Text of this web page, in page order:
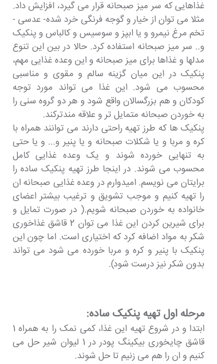
غذاهایی که سر میز صبحانه قرار می گیرد، افزایش داد.
مثلا می توان از خیار و گوجه فرنگی خرد شده- عدسی -
تخم مرغ نیمرو و یا ابپز و سوسیس و کالباس و پنکیک
و.. سر میز صبحانه استفاده کرد. حالا در بین این تنوع
مدلها و غذاها برای میز صبحانه و این وعده غذایی مهم،
پنکیک در این میان گزینه سالم و مقوی و مناسبی
محسوب می شود. این غذا می تواند مورد توجه
کودکان و هم بزرگسالان واقع شود و هر دو گروه سنی را
به خوردن صبحانه متمایل تر و علاقه مندترکند.
پنکیک ها که طرز تهیه راحتی دارند می توانند همراه با
کره و مربا و یا شکلات صبحانه و یا پنیر و... و یا حتی
به تنهایی خورده شوند و یک وعده غذایی کامل
محسوب می شوند. در اینجا طرز تهیه پنکیک ساده را
برایتان می نویسم. امیدوارم در وعده غذایی صبحانه ان
را تهیه کنیم و موجب تشویق و ترغیب بیشتر اعضای
خانواده به خوردن صبحانه شویم.( در صورت تمایل و
برای شیرین کردن این غذا می توان 2 قاشق غذاخوری
شکر به مواد اضافه کرد که اختیاری است. اما چون این
پنکیک با پنیر و کره و مربا خورده می شود می تواند
بدون شکر نیز درست شود).
مرحله اول تهیه پنکیک ساده:
ابتدا و در شروع تهیه این غذا، کمی نمک را به همراه 1
قاشق چایخوری بیکینگ پودر در 1 لیوان شیر حل می
کنیم و ان را هم می زنیم تا حل شوند.